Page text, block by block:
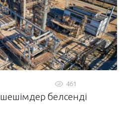
461
белсенді